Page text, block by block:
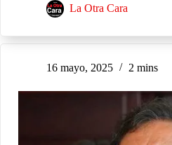
La Otra Cara
16 mayo, 2025 2 mins